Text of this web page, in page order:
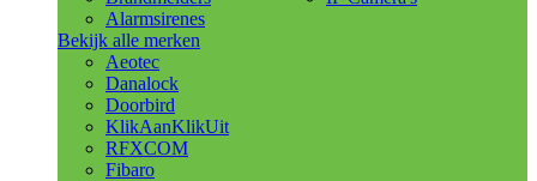
Alarmsirenes
Bekijk alle merken
Aeotec
Danalock
Doorbird
KlikAanKlikUit
RFXCOM
Fibaro